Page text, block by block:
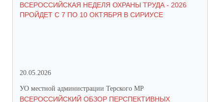
ВСЕРОССИЙСКАЯ НЕДЕЛЯ ОХРАНЫ ТРУДА - 2026
ПРОЙДЕТ С 7 ПО 10 ОКТЯБРЯ В СИРИУСЕ
20.05.2026
УО местной администрации Терского МР
ВСЕРОССИЙСКИЙ ОБЗОР ПЕРСПЕКТИВНЫХ